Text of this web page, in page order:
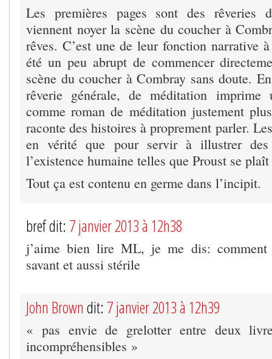
Les premières pages sont des rêveries
viennent noyer la scène du coucher à
rêves. C’est une de leur fonction narrative
été un peu abrupt de commencer
scène du coucher à Combray sans doute.
rêverie générale, de méditation
comme roman de méditation justement
raconte des histoires à proprement parler.
en vérité que pour servir à illustrer
l’existence humaine telles que Proust se
Tout ça est contenu en germe dans l’incipit.
bref dit: 7 janvier 2013 à 12h38
j’aime bien lire ML, je me dis: comment
savant et aussi stérile
John Brown dit: 7 janvier 2013 à 12h39
« pas envie de grelotter entre deux
incompréhensibles »